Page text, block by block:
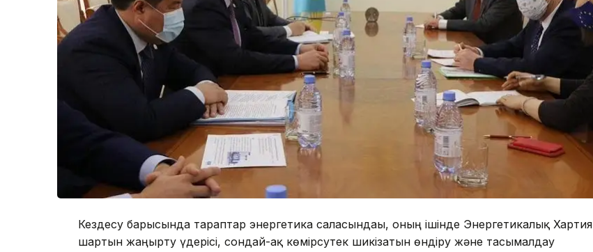
Кездесу барысында тараптар энергетика саласындағы, оның ішінде Энергетикалық Хартия
шартын жаңғырту үдерісі, сондай-ақ көмірсутек шикізатын өндіру және тасымалдау